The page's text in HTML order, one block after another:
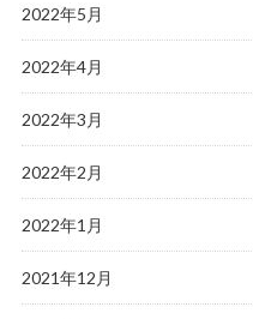
2022年5月
2022年4月
2022年3月
2022年2月
2022年1月
2021年12月